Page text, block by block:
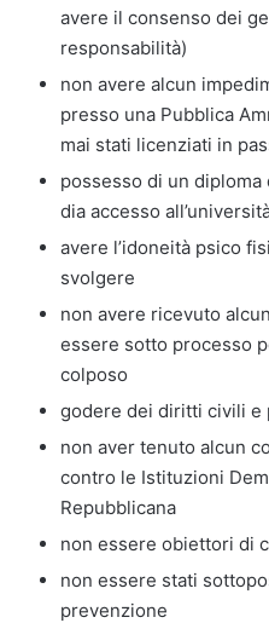
avere il consenso dei
responsabilità)
non avere alcun
presso una Pubblica
mai stati licenziati in
possesso di un
dia accesso
avere l’idoneità psico
svolgere
non avere ricevuto
essere sotto processo
colposo
godere dei diritti civili e
non aver tenuto alcun
contro le Istituzioni
Repubblicana
non essere obiettori di
non essere stati
prevenzione